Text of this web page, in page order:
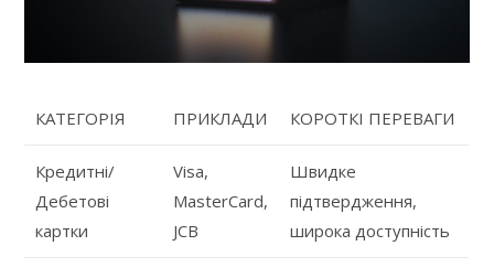
КАТЕГОРІЯ ПРИКЛАДИ КОРОТКІ ПЕРЕВАГИ
Кредитні/
Дебетові
картки
Visa,
MasterCard,
JCB
Швидке
підтвердження,
широка доступність